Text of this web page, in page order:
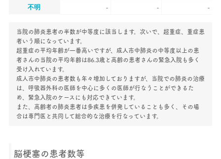
不明 - - -
当院の肺炎患者の半数が中等度に該当します。次いで、超重症、重症患
者いう順になっています。
超重症の平均年齢が一番高いですが、成人市中肺炎の中等度以上の患
者さんの当院の平均年齢は86.3歳と高齢の患者さんの緊急入院も多く
受け入れています。
成人市中肺炎の患者数も年々増加しておりますが、当院での肺炎の治療
は、呼吸器外科の医師を中心に多くの医師が行なうことができるた
め、緊急入院のケースにも対応できています。
また、高齢者の肺炎患者は多疾患を併発していることも多く、その場
合は専門医と共同して総合的な治療を行なっています。
脳梗塞の患者数等